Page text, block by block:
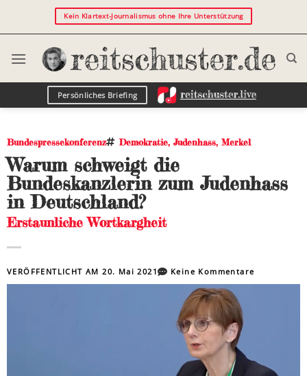
Kein Klartext-Journalismus ohne Ihre Unterstützung
Persönliches Briefing
Bundespressekonferenz Demokratie, Judenhass, Merkel
Warum schweigt die
Bundeskanzlerin zum Judenhass
in Deutschland?
Erstaunliche Wortkargheit
VERÖFFENTLICHT AM20. Mai 2021 Keine Kommentare